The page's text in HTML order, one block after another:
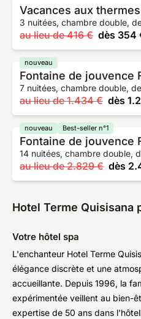
Vacances aux thermes
3 nuitées, chambre double,
au lieu de 416 € dès 354
7 nuitées, chambre double,
au lieu de 1.434 € dès
nouveau
14 nuitées, chambre double,
au lieu de 2.829 € dès
nouveau Best-seller n°1
Hotel Terme Quisisana
Votre hôtel spa
L'enchanteur Hotel Terme
élégance discrète et une
accueillante. Depuis 1996, la
expérimentée veillent au bien-
expertise de 50 ans dans